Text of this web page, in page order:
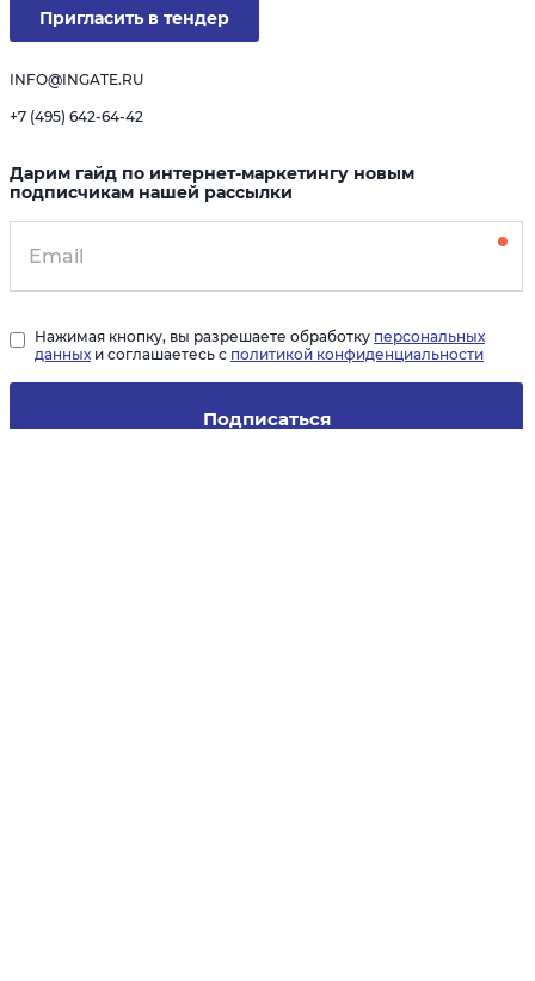
Пригласить в тендер
INFO@INGATE.RU
+7 (495) 642-64-42
Дарим гайд по интернет-маркетингу новым
подписчикам нашей рассылки
Подписаться
Нажимая кнопку, вы разрешаете обработку персональных
данных и соглашаетесь с политикой конфиденциальности